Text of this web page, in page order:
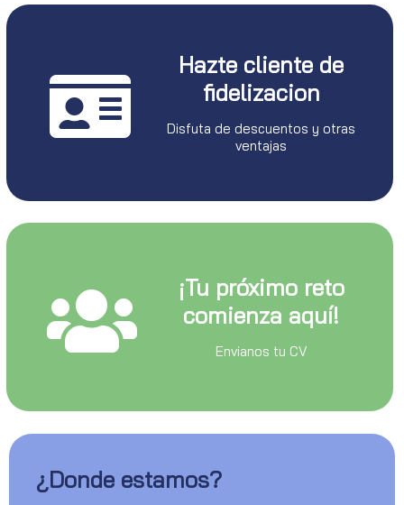
Hazte cliente de
fidelizacion
Disfuta de descuentos y otras
ventajas
¡Tu próximo reto
comienza aquí!
Envianos tu CV
¿Donde estamos?